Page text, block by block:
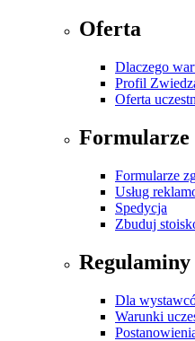
Oferta
Dlaczego
Profil
Oferta
Formularze
Formularze
Usług
Spedycja
Zbuduj
Regulaminy
Dla
Warunki